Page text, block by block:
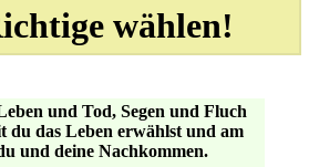
wählen!
und Tod, Segen und Fluch
du das Leben erwählst und am
und deine Nachkommen.